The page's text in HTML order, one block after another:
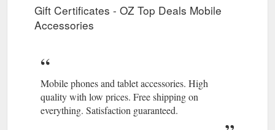
Gift Certificates - OZ Top Deals Mobile
Accessories
Mobile phones and tablet accessories. High
quality with low prices. Free shipping on
everything. Satisfaction guaranteed.